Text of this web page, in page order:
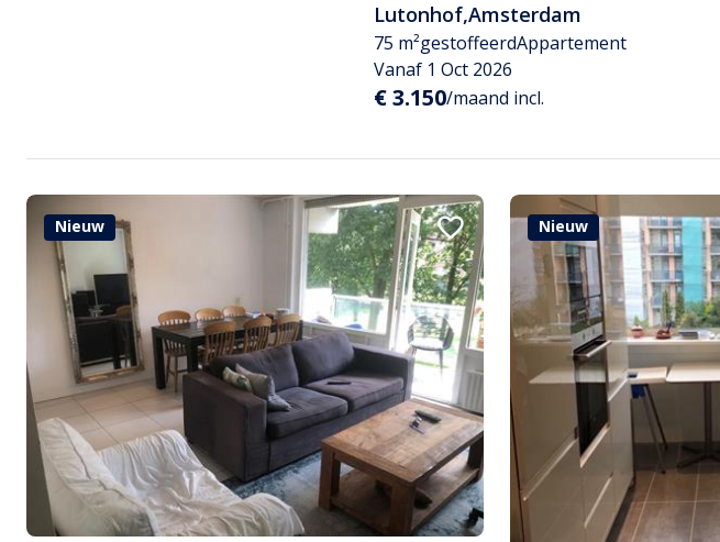
Lutonhof,Amsterdam
75 m²gestoffeerdAppartement
Vanaf 1 Oct 2026
€ 3.150/maand incl.
Nieuw Nieuw